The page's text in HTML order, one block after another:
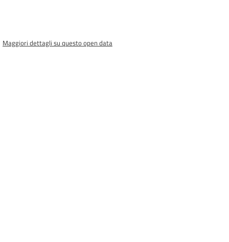
Maggiori dettagli su questo open data